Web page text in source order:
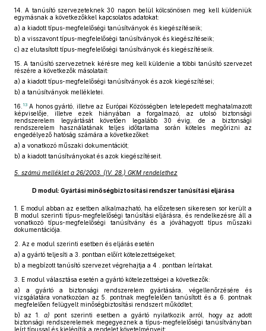
14.
A tanúsító szervezeteknek 30 napon belül kölcsönösen meg kell küldeniük
egymásnak a következőkkel kapcsolatos adatokat:
a) a kiadott típus-megfelelőségi tanúsítványok és kiegészítéseik;
b) a visszavont típus-megfelelőségi tanúsítványok és kiegészítéseik;
c) az elutasított típus-megfelelőségi tanúsítványok és kiegészítéseik.
15. A tanúsító szervezetnek kérésre meg kell küldenie a többi tanúsító szervezet
részére a következők másolatait:
a) a kiadott típus-megfelelőségi tanúsítványok és azok kiegészítései;
b) a tanúsítványok mellékletei.
16. 13 A honos gyártó, illetve az Európai Közösségben letelepedett meghatalmazott
képviselője, illetve ezek hiányában a forgalmazó, az utolsó biztonsági
rendszerelem legyártását követően legalább 30 évig, de a biztonsági
rendszerelem használatának teljes időtartama során köteles megőrizni az
engedélyező hatóság számára a következőket:
a) a vonatkozó műszaki dokumentációt;
b) a kiadott tanúsítványokat és azok kiegészítéseit.
5. számú melléklet a 26/2003. (IV. 28.) GKM rendelethez
D modul: Gyártási minőségbiztosítási rendszer tanúsítási eljárása
1.
E modul abban az esetben alkalmazható, ha előzetesen sikeresen sor került a
B modul szerinti típus-megfelelőségi tanúsítási eljárásra, és rendelkezésre áll a
vonatkozó típus-megfelelőségi tanúsítvány és a jóváhagyott típus műszaki
dokumentációja.
2. Az e modul szerinti esetben és eljárás esetén
a) a gyártó teljesíti a 3. pontban előírt kötelezettségeket;
b) a megbízott tanúsító szervezet végrehajtja a 4 . pontban leírtakat.
3.
E modul választása esetén a gyártó kötelezettségei a következők:
a) a gyártó a biztonsági rendszerelem gyártására, végellenőrzésére és
vizsgálatára vonatkozóan az 5. pontnak megfelelően tanúsított és a 6. pontnak
megfelelően felügyelt minőségbiztosítási rendszert működtet;
b) az 1. a) pont szerinti esetben a gyártó nyilatkozik arról, hogy az adott
biztonsági rendszerelemek megegyeznek a típus-megfelelőségi tanúsítványban
leírt típussal és kielégítik a rendelet követelményeit;